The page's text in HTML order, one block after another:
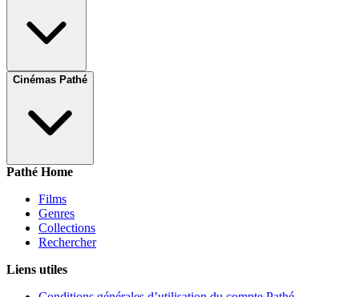
Cinémas Pathé
Pathé Home
Films
Genres
Collections
Rechercher
Liens utiles